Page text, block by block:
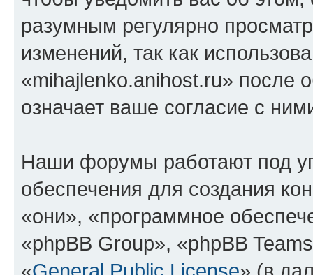
разумным регулярно
изменений, так как
«mihajlenko.anihost.ru» после
означает ваше согласие с
Наши форумы работают под
обеспечения для создания
«они», «программное
«phpBB Group», «phpBB
«General Public License» (в